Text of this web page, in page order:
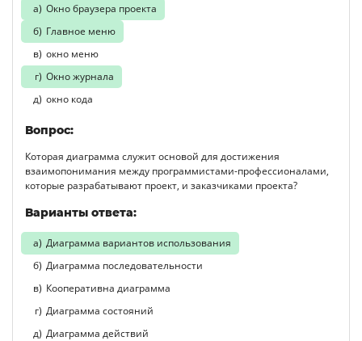
Окно браузера проекта
Главное меню
окно меню
Окно журнала
окно кода
Вопрос:
Которая диаграмма служит основой для достижения
взаимопонимания между программистами-профессионалами,
которые разрабатывают проект, и заказчиками проекта?
Варианты ответа:
Диаграмма вариантов использования
Диаграмма последовательности
Кооперативна диаграмма
Диаграмма состояний
Диаграмма действий